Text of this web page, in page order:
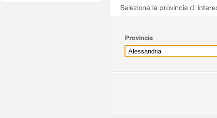
Seleziona la provincia di
Provincia